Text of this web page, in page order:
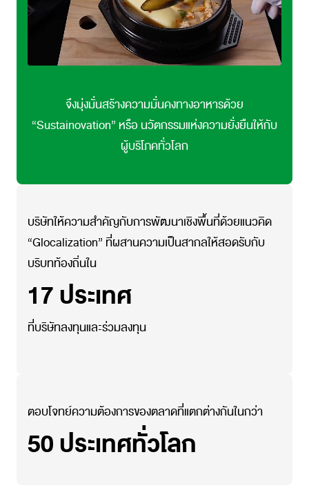
จึงมุ่งมั่นสร้างความมั่นคงทางอาหารด้วย
“Sustainovation” หรือ นวัตกรรมแห่งความยั่งยืนให้กับ
ผู้บริโภคทั่วโลก
บริษัทให้ความสำคัญกับการพัฒนาเชิงพื้นที่ด้วยแนวคิด
“Glocalization” ที่ผสานความเป็นสากลให้สอดรับกับ
บริบทท้องถิ่นใน
17ประเทศ
ที่บริษัทลงทุนและร่วมลงทุน
ตอบโจทย์ความต้องการของตลาดที่แตกต่างกันในกว่า
50ประเทศทั่วโลก